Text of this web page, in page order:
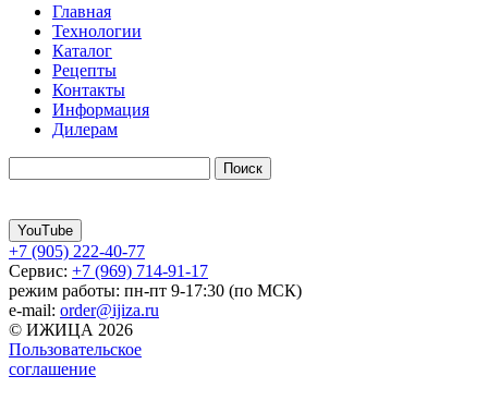
Главная
Технологии
Каталог
Рецепты
Контакты
Информация
Дилерам
YouTube
+7 (905) 222-40-77
Сервис: +7 (969) 714-91-17
режим работы: пн-пт 9-17:30 (по МСК)
e-mail: order@ijiza.ru
© ИЖИЦА 2026
Пользовательское
соглашение